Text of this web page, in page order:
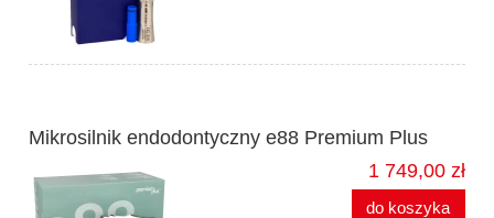
Mikrosilnik endodontyczny e88 Premium Plus
1 749,00 zł
do koszyka